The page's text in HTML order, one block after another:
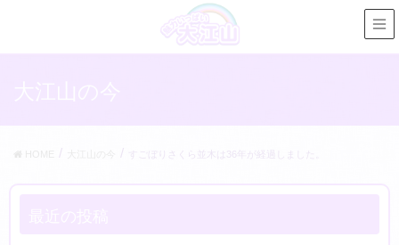
すごぼりさくら並木は36年が経過しました。